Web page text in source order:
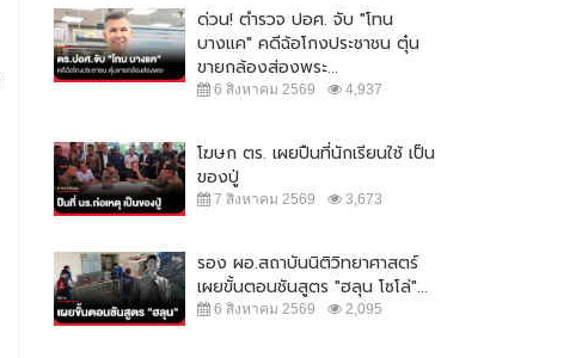
ด่วน! ตำรวจ ปอศ. จับ "โทน
บางแค" คดีฉ้อโกงประชาชน ตุ๋น
ขายกล้องส่องพระ...
6 สิงหาคม 2569 4,937
โฆษก ตร. เผยปืนที่นักเรียนใช้ เป็น
ของปู่
7 สิงหาคม 2569 3,673
รอง ผอ.สถาบันนิติวิทยาศาสตร์
เผยขั้นตอนชันสูตร "ฮลุน โซโล่"...
6 สิงหาคม 2569 2,095